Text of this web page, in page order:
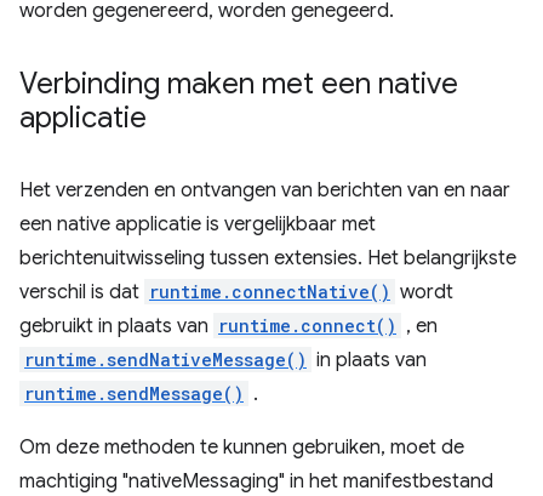
worden gegenereerd, worden genegeerd.
Verbinding maken met een native
applicatie
Het verzenden en ontvangen van berichten van en naar
een native applicatie is vergelijkbaar met
berichtenuitwisseling tussen extensies. Het belangrijkste
verschil is dat runtime.connectNative() wordt
gebruikt in plaats van runtime.connect() , en
runtime.sendNativeMessage() in plaats van
runtime.sendMessage() .
Om deze methoden te kunnen gebruiken, moet de
machtiging "nativeMessaging" in het manifestbestand